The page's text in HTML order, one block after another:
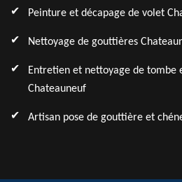
Peinture et décapage de volet
Nettoyage de gouttières
Entretien et nettoyage de tombe
Chateauneuf
Artisan pose de gouttière et